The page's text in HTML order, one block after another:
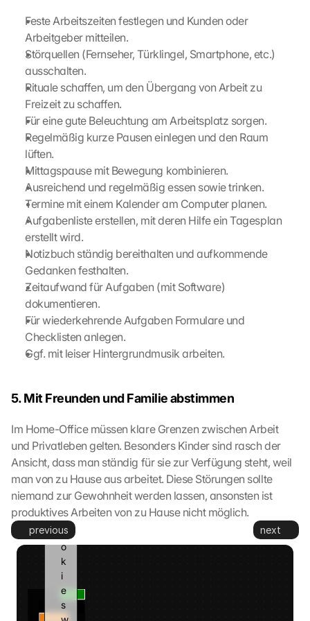
Feste Arbeitszeiten festlegen und Kunden oder
Arbeitgeber mitteilen.
Störquellen (Fernseher, Türklingel, Smartphone, etc.)
ausschalten.
Rituale schaffen, um den Übergang von Arbeit zu
Freizeit zu schaffen.
Für eine gute Beleuchtung am Arbeitsplatz sorgen.
Regelmäßig kurze Pausen einlegen und den Raum
lüften.
Mittagspause mit Bewegung kombinieren.
Ausreichend und regelmäßig essen sowie trinken.
Termine mit einem Kalender am Computer planen.
Aufgabenliste erstellen, mit deren Hilfe ein Tagesplan
erstellt wird.
Notizbuch ständig bereithalten und aufkommende
Gedanken festhalten.
Zeitaufwand für Aufgaben (mit Software)
dokumentieren.
Für wiederkehrende Aufgaben Formulare und
Checklisten anlegen.
Ggf. mit leiser Hintergrundmusik arbeiten.
5. Mit Freunden und Familie abstimmen
Im Home-Office müssen klare Grenzen zwischen Arbeit
und Privatleben gelten. Besonders Kinder sind rasch der
Ansicht, dass man ständig für sie zur Verfügung steht, weil
man von zu Hause aus arbeitet. Diese Störungen sollte
niemand zur Gewohnheit werden lassen, ansonsten ist
produktives Arbeiten von zu Hause nicht möglich.
previous next
s
.
D
a
a
w
i
l
b
e
r
a
n
s
m
i
t
e
d
t
o
g
l
e
d
c
o
o
k
i
e
s